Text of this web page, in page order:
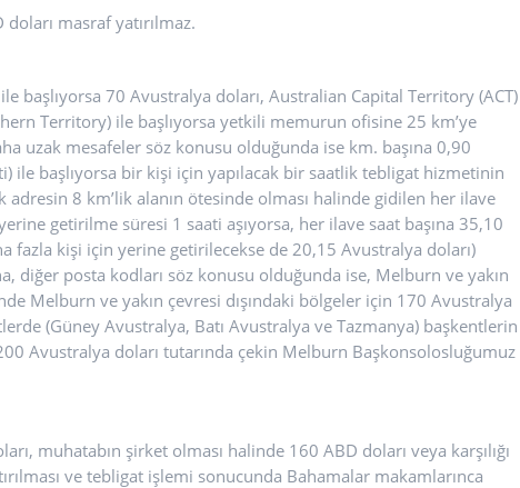
masraf yatırılmaz.
başlıyorsa 70 Avustralya doları, Australian Capital Territory (ACT)
Territory) ile başlıyorsa yetkili memurun ofisine 25 km’ye
uzak mesafeler söz konusu olduğunda ise km. başına 0,90
ile başlıyorsa bir kişi için yapılacak bir saatlik tebligat hizmetinin
adresin 8 km’lik alanın ötesinde olması halinde gidilen her ilave
getirilme süresi 1 saati aşıyorsa, her ilave saat başına 35,10
fazla kişi için yerine getirilecekse de 20,15 Avustralya doları)
diğer posta kodları söz konusu olduğunda ise, Melburn ve yakın
Melburn ve yakın çevresi dışındaki bölgeler için 170 Avustralya
(Güney Avustralya, Batı Avustralya ve Tazmanya) başkentlerin
Avustralya doları tutarında çekin Melburn Başkonsolosluğumuz
muhatabın şirket olması halinde 160 ABD doları veya karşılığı
ve tebligat işlemi sonucunda Bahamalar makamlarınca